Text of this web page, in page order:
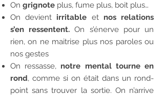
On grignote plus, fume plus, boit plus…
On devient irritable et nos relations
s’en ressentent. On s’énerve pour un
rien, on ne maitrise plus nos paroles ou
nos gestes
On ressasse, notre mental tourne en
rond, comme si on était dans un rond-
point sans trouver la sortie. On n’arrive